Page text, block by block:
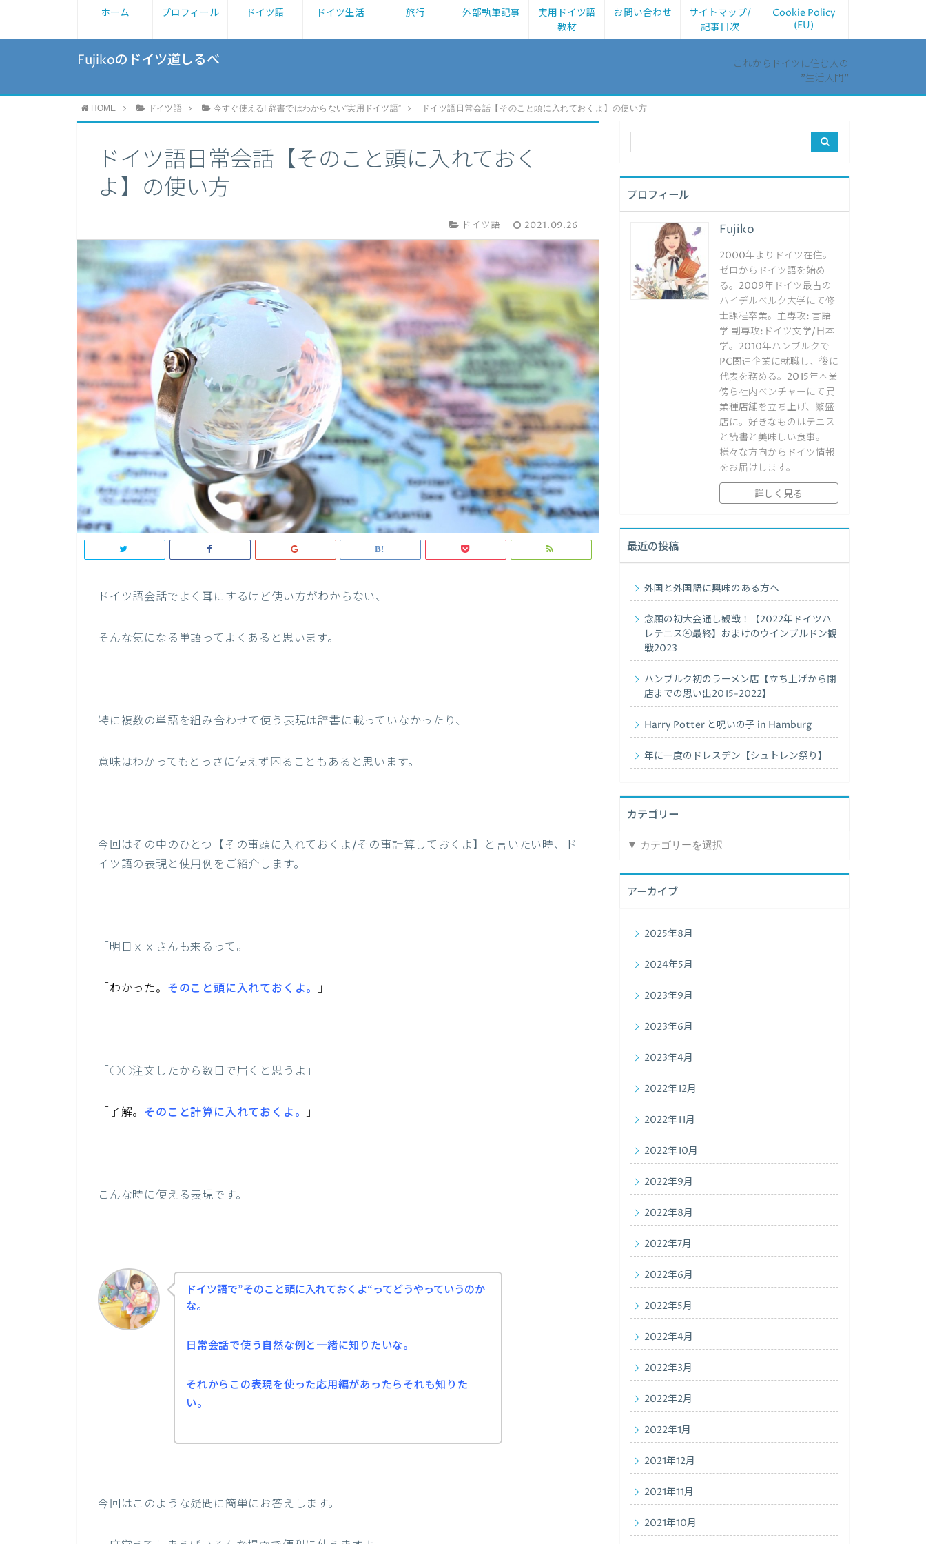
ホーム プロフィール ドイツ語 ドイツ生活 旅行 外部執筆記事
実用ドイツ語
教材
お問い合わせ
サイトマップ/
記事目次
Cookie Policy
(EU)
Fujikoのドイツ道しるべ
これからドイツに住む人の
”生活入門”
HOME ドイツ語 今すぐ使える! 辞書ではわからない”実用ドイツ語” ドイツ語日常会話【そのこと頭に入れておくよ】の使い方
ドイツ語日常会話【そのこと頭に入れておく
よ】の使い方
ドイツ語 2021.09.26
ドイツ語会話でよく耳にするけど使い方がわからない、
そんな気になる単語ってよくあると思います。
特に複数の単語を組み合わせて使う表現は辞書に載っていなかったり、
意味はわかってもとっさに使えず困ることもあると思います。
今回はその中のひとつ【その事頭に入れておくよ/その事計算しておくよ】と言いたい時、ド
イツ語の表現と使用例をご紹介します。
「明日ｘｘさんも来るって。」
「 わかった。 そのこと頭に入れておくよ。」
「○○注文したから数日で届くと思うよ」
「 了解。 そのこと計算に入れておくよ。」
こんな時に使える表現です。
ドイツ語で”そのこと頭に入れておくよ“ってどうやっていうのか
な。
日常会話で使う自然な例と一緒に知りたいな。
それからこの表現を使った応用編があったらそれも知りた
い。
今回はこのような疑問に簡単にお答えします。
プロフィール
Fujiko
2000年よりドイツ在住。
ゼロからドイツ語を始め
る。2009年ドイツ最古の
ハイデルベルク大学にて修
士課程卒業。主専攻: 言語
学 副専攻:ドイツ文学/日本
学。2010年ハンブルクで
PC関連企業に就職し、後に
代表を務める。2015年本業
傍ら社内ベンチャーにて異
業種店舗を立ち上げ、繁盛
店に。好きなものはテニス
と読書と美味しい食事。
様々な方向からドイツ情報
をお届けします。
詳しく見る
最近の投稿
外国と外国語に興味のある方へ
念願の初大会通し観戦！【2022年ドイツハ
レテニス④最終】おまけのウインブルドン観
戦2023
ハンブルク初のラーメン店【立ち上げから閉
店までの思い出2015-2022】
Harry Potter と呪いの子 in Hamburg
年に一度のドレスデン【シュトレン祭り】
カテゴリー
カ
ゴ
リ
ー
アーカイブ
2025年8月
2024年5月
2023年9月
2023年6月
2023年4月
2022年12月
2022年11月
2022年10月
2022年9月
2022年8月
2022年7月
2022年6月
2022年5月
2022年4月
2022年3月
2022年2月
2022年1月
2021年12月
2021年11月
2021年10月